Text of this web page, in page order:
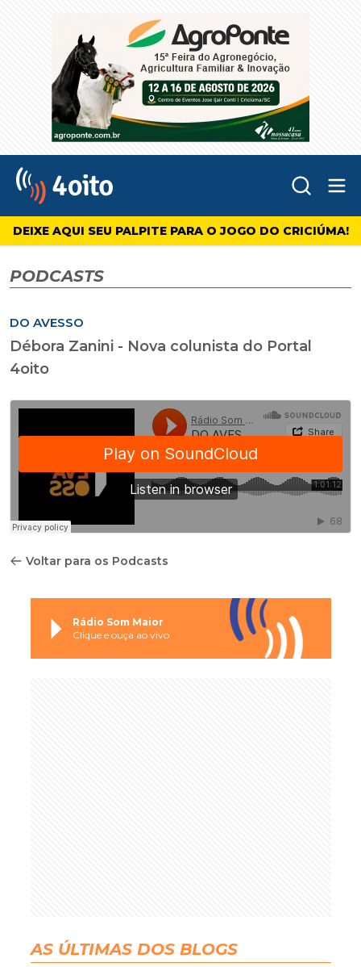
4oito
DEIXE AQUI SEU PALPITE PARA O JOGO DO CRICIÚMA!
PODCASTS
DO AVESSO
Débora Zanini - Nova colunista do Portal
4oito
Voltar para os Podcasts
Rádio Som Maior
Clique e ouça ao vivo
AS ÚLTIMAS DOS BLOGS